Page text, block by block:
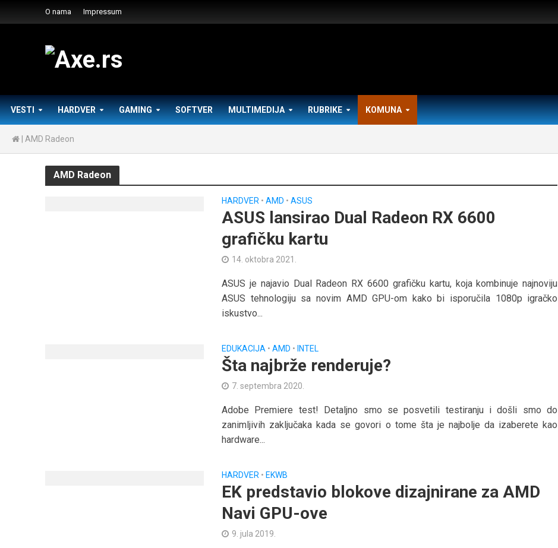
O nama Impressum
VESTI HARDVER GAMING SOFTVER MULTIMEDIJA RUBRIKE KOMUNA
AMD Radeon
AMD Radeon
HARDVER • AMD • ASUS
ASUS lansirao Dual Radeon RX 6600
grafičku kartu
14. oktobra 2021.
ASUS je najavio Dual Radeon RX 6600 grafičku kartu, koja kombinuje najnoviju
ASUS tehnologiju sa novim AMD GPU-om kako bi isporučila 1080p igračko
iskustvo...
EDUKACIJA • AMD • INTEL
Šta najbrže renderuje?
7. septembra 2020.
Adobe Premiere test! Detaljno smo se posvetili testiranju i došli smo do
zanimljivih zaključaka kada se govori o tome šta je najbolje da izaberete kao
hardware...
HARDVER • EKWB
EK predstavio blokove dizajnirane za AMD
Navi GPU-ove
9. jula 2019.